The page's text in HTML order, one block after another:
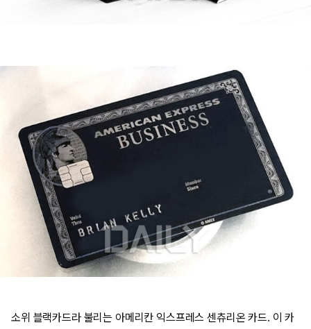
소위 블랙카드라 불리는 아메리칸 익스프레스 센츄리온 카드. 이 카